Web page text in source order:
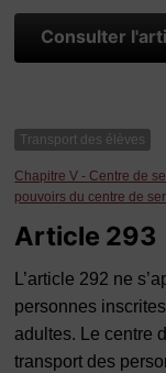
Consulter
Transport des élèves
Chapitre V - Centre de
pouvoirs du centre de
Article 293
L’article 292 ne
personnes
adultes. Le centre
transport des